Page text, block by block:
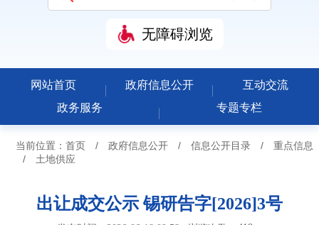
无障碍浏览
网站首页 政府信息公开
互动交流
政务服务
专题专栏
当前位置： 首页 / 政府信息公开 / 信息公开目录 /
重点信息
/
土地供应
出让成交公示 锡研告字[2026]3号